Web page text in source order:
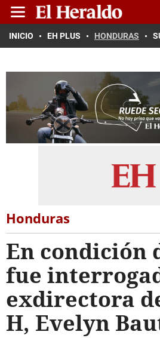
INICIO EH PLUS HONDURAS
Honduras
En condición
fue
exdirectora
H, Evelyn